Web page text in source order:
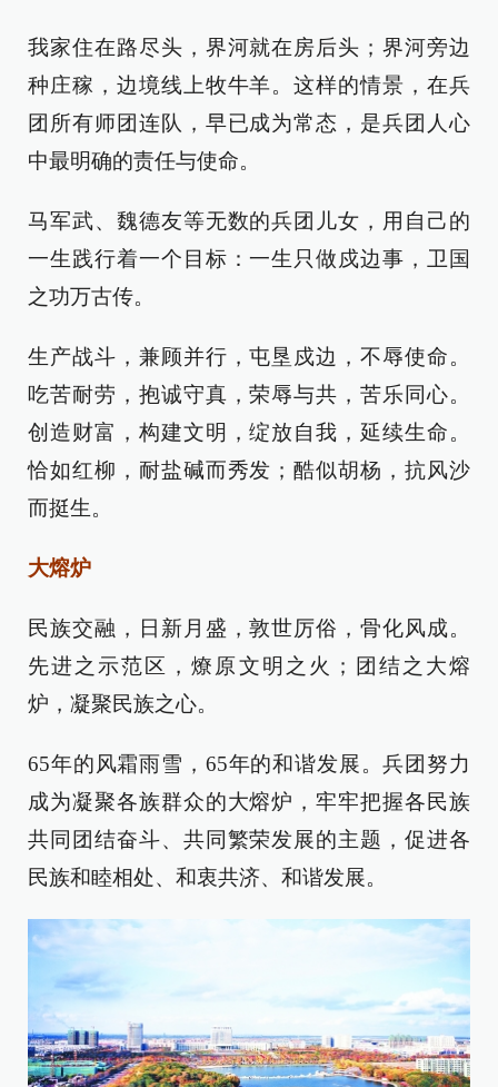
我家住在路尽头，界河就在房后头；界河旁边
种庄稼，边境线上牧牛羊。这样的情景，在兵
团所有师团连队，早已成为常态，是兵团人心
中最明确的责任与使命。
马军武、魏德友等无数的兵团儿女，用自己的
一生践行着一个目标：一生只做戍边事，卫国
之功万古传。
生产战斗，兼顾并行，屯垦戍边，不辱使命。
吃苦耐劳，抱诚守真，荣辱与共，苦乐同心。
创造财富，构建文明，绽放自我，延续生命。
恰如红柳，耐盐碱而秀发；酷似胡杨，抗风沙
而挺生。
大熔炉
民族交融，日新月盛，敦世厉俗，骨化风成。
先进之示范区，燎原文明之火；团结之大熔
炉，凝聚民族之心。
65年的风霜雨雪，65年的和谐发展。兵团努力
成为凝聚各族群众的大熔炉，牢牢把握各民族
共同团结奋斗、共同繁荣发展的主题，促进各
民族和睦相处、和衷共济、和谐发展。